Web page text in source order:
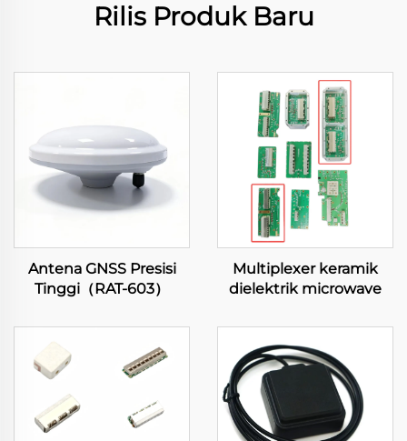
Rilis Produk Baru
Antena GNSS Presisi
Tinggi（RAT-603）
Multiplexer keramik
dielektrik microwave